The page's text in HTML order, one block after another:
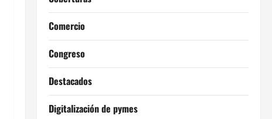
Comercio
Congreso
Destacados
Digitalización de pymes